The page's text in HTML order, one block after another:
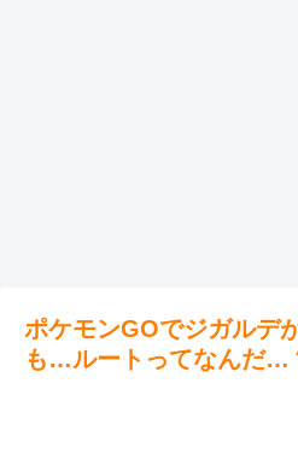
ポケモンGOでジガルデ
も…ルートってなんだ…